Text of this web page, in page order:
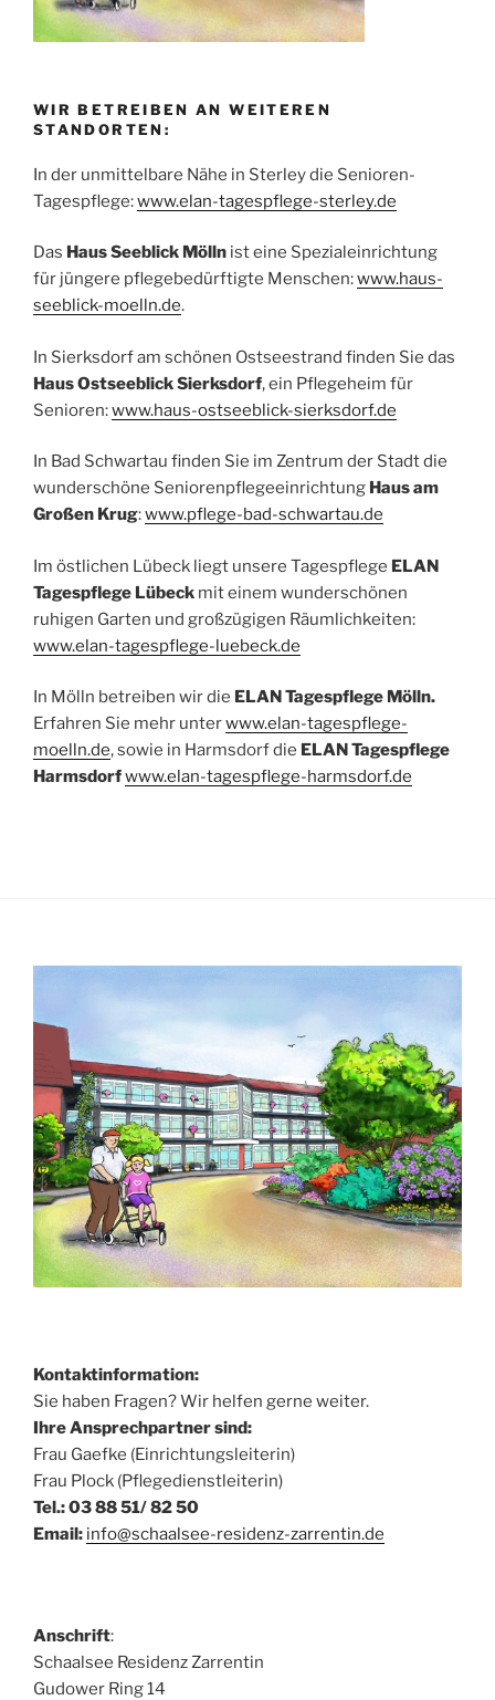
WIR BETREIBEN AN WEITEREN
STANDORTEN:
In der unmittelbare Nähe in Sterley die Senioren-
Tagespflege:www.elan-tagespflege-sterley.de
Das Haus Seeblick Mölln ist eine Spezialeinrichtung
für jüngere pflegebedürftigte Menschen:www.haus-
seeblick-moelln.de.
In Sierksdorf am schönen Ostseestrand finden Sie das
Haus Ostseeblick Sierksdorf, ein Pflegeheim für
Senioren:www.haus-ostseeblick-sierksdorf.de
In Bad Schwartau finden Sie im Zentrum der Stadt die
wunderschöne Seniorenpflegeeinrichtung Haus am
Großen Krug:www.pflege-bad-schwartau.de
Im östlichen Lübeck liegt unsere Tagespflege ELAN
Tagespflege Lübeck mit einem wunderschönen
ruhigen Garten und großzügigen Räumlichkeiten:
www.elan-tagespflege-luebeck.de
In Mölln betreiben wir die ELAN Tagespflege Mölln.
Erfahren Sie mehr unterwww.elan-tagespflege-
moelln.de, sowie in Harmsdorf die ELAN Tagespflege
Harmsdorfwww.elan-tagespflege-harmsdorf.de
Kontaktinformation:
Sie haben Fragen? Wir helfen gerne weiter.
Ihre Ansprechpartner sind:
Frau Gaefke (Einrichtungsleiterin)
Frau Plock (Pflegedienstleiterin)
Tel.: 03 88 51/ 82 50
Email: info@schaalsee-residenz-zarrentin.de
Anschrift:
Schaalsee Residenz Zarrentin
Gudower Ring 14